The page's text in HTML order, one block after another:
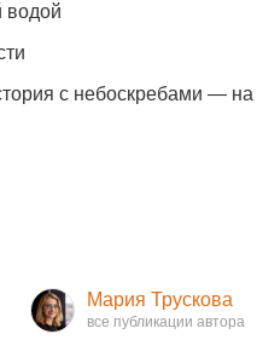
водой
с небоскребами — на
Мария Трускова